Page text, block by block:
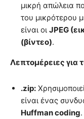
μικρή απώλεια
του μικρότερου
είναι οι JPEG
(βίντεο).
Λεπτομέρειες για
.zip:
είναι ένας
Huffman coding